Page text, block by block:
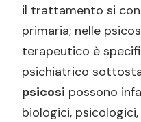
il trattamento si
primaria; nelle
terapeutico è
psichiatrico
psicosi possono
biologici,